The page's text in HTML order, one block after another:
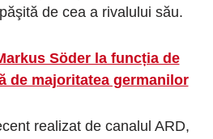
de cea a rivalului său.
Söder la funcția de
de majoritatea germanilor
realizat de canalul ARD,